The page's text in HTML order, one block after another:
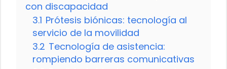
con discapacidad
3.1 Prótesis biónicas: tecnología al
servicio de la movilidad
3.2 Tecnología de asistencia:
rompiendo barreras comunicativas